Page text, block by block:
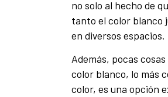
no solo al hecho de
tanto el color blanco
en diversos espacios.
Además, pocas
color blanco, lo más
color, es una opción